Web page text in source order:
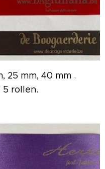
25 mm, 40 mm .
5 rollen.